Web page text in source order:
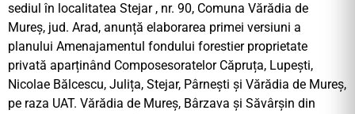
sediul în localitatea Stejar , nr. 90, Comuna Vărădia de
Mureș, jud. Arad, anunță elaborarea primei versiuni a
planului Amenajamentul fondului forestier proprietate
privată aparținând Composesoratelor Căpruța, Lupești,
Nicolae Bălcescu, Julița, Stejar, Pârnești și Vărădia de Mureș,
pe raza UAT. Vărădia de Mureș, Bârzava și Săvârșin din